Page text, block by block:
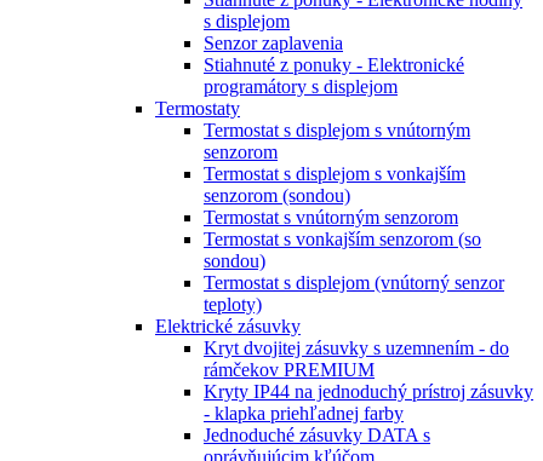
s displejom
Senzor zaplavenia
Stiahnuté z ponuky - Elektronické
programátory s displejom
Termostaty
Termostat s displejom s vnútorným
senzorom
Termostat s displejom s vonkajším
senzorom (sondou)
Termostat s vnútorným senzorom
Termostat s vonkajším senzorom (so
sondou)
Termostat s displejom (vnútorný senzor
teploty)
Elektrické zásuvky
Kryt dvojitej zásuvky s uzemnením - do
rámčekov PREMIUM
Kryty IP44 na jednoduchý prístroj zásuvky
- klapka priehľadnej farby
Jednoduché zásuvky DATA s
oprávňujúcim kľúčom